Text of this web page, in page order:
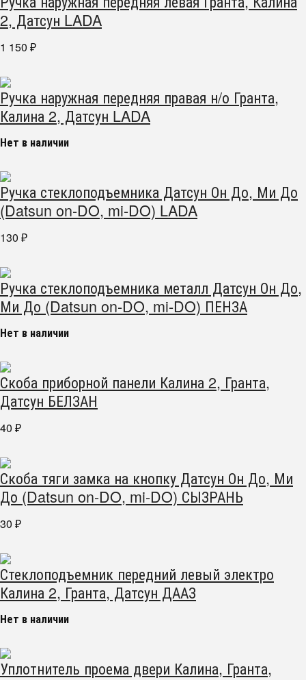
2, Датсун LADA
1 150 ₽
Ручка наружная передняя правая н/о Гранта,
Калина 2, Датсун LADA
Нет в наличии
Ручка стеклоподъемника Датсун Он До, Ми До
(Datsun on-DO, mi-DO) LADA
130 ₽
Ручка стеклоподъемника металл Датсун Он До,
Ми До (Datsun on-DO, mi-DO) ПЕНЗА
Нет в наличии
Скоба приборной панели Калина 2, Гранта,
Датсун БЕЛЗАН
40 ₽
Скоба тяги замка на кнопку Датсун Он До, Ми
До (Datsun on-DO, mi-DO) СЫЗРАНЬ
30 ₽
Стеклоподъемник передний левый электро
Калина 2, Гранта, Датсун ДААЗ
Нет в наличии
Уплотнитель проема двери Калина, Гранта,